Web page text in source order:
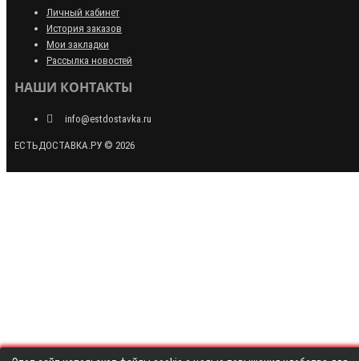
Личный кабинет
История заказов
Мои закладки
Рассылка новостей
НАШИ КОНТАКТЫ
info@estdostavka.ru
ЕСТЬДОСТАВКА.РУ © 2026